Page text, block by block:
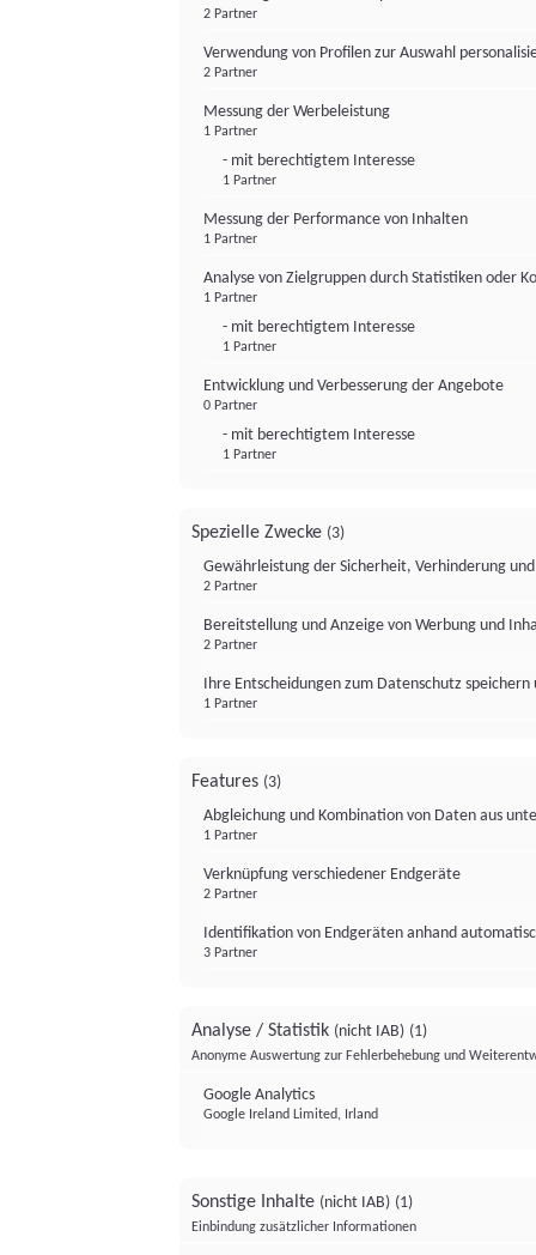
2 Partner
Verwendung von Profilen zur Auswahl
2 Partner
Messung der Werbeleistung
1 Partner
- mit berechtigtem Interesse
1 Partner
Messung der Performance von Inhalten
1 Partner
Analyse von Zielgruppen durch Statistiken oder
1 Partner
- mit berechtigtem Interesse
1 Partner
Entwicklung und Verbesserung der Angebote
0 Partner
- mit berechtigtem Interesse
1 Partner
Spezielle Zwecke (3)
Gewährleistung der Sicherheit, Verhinderung
2 Partner
Bereitstellung und Anzeige von Werbung und
2 Partner
Ihre Entscheidungen zum Datenschutz
1 Partner
Features (3)
Abgleichung und Kombination von Daten aus
1 Partner
Verknüpfung verschiedener Endgeräte
2 Partner
Identifikation von Endgeräten anhand
3 Partner
Analyse / Statistik (nicht IAB) (1)
Anonyme Auswertung zur Fehlerbehebung und
Google Analytics
Google Ireland Limited, Irland
Sonstige Inhalte (nicht IAB) (1)
Einbindung zusätzlicher Informationen